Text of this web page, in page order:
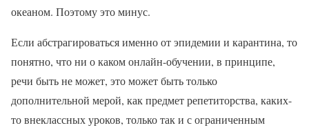
океаном. Поэтому это минус.
Если абстрагироваться именно от эпидемии и карантина, то
понятно, что ни о каком онлайн-обучении, в принципе,
речи быть не может, это может быть только
дополнительной мерой, как предмет репетиторства, каких-
то внеклассных уроков, только так и с ограниченным